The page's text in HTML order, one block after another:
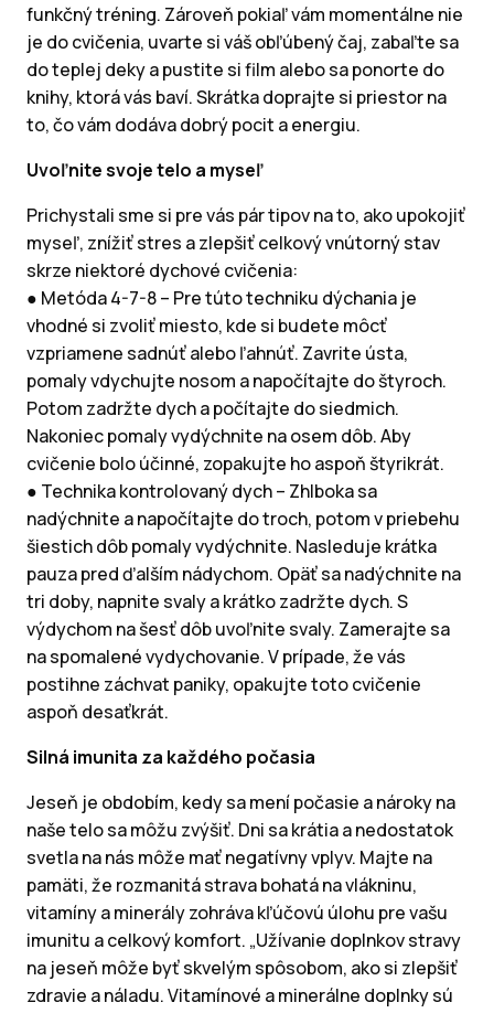
funkčný tréning. Zároveň pokiaľ vám momentálne nie
je do cvičenia, uvarte si váš obľúbený čaj, zabaľte sa
do teplej deky a pustite si film alebo sa ponorte do
knihy, ktorá vás baví. Skrátka doprajte si priestor na
to, čo vám dodáva dobrý pocit a energiu.
Uvoľnite svoje telo a myseľ
Prichystali sme si pre vás pár tipov na to, ako upokojiť
myseľ, znížiť stres a zlepšiť celkový vnútorný stav
skrze niektoré dychové cvičenia:
● Metóda 4-7-8 – Pre túto techniku ​​dýchania je
vhodné si zvoliť miesto, kde si budete môcť
vzpriamene sadnúť alebo ľahnúť. Zavrite ústa,
pomaly vdychujte nosom a napočítajte do štyroch.
Potom zadržte dych a počítajte do siedmich.
Nakoniec pomaly vydýchnite na osem dôb. Aby
cvičenie bolo účinné, zopakujte ho aspoň štyrikrát.
● Technika kontrolovaný dych – Zhlboka sa
nadýchnite a napočítajte do troch, potom v priebehu
šiestich dôb pomaly vydýchnite. Nasleduje krátka
pauza pred ďalším nádychom. Opäť sa nadýchnite na
tri doby, napnite svaly a krátko zadržte dych. S
výdychom na šesť dôb uvoľnite svaly. Zamerajte sa
na spomalené vydychovanie. V prípade, že vás
postihne záchvat paniky, opakujte toto cvičenie
aspoň desaťkrát.
Silná imunita za každého počasia
Jeseň je obdobím, kedy sa mení počasie a nároky na
naše telo sa môžu zvýšiť. Dni sa krátia a nedostatok
svetla na nás môže mať negatívny vplyv. Majte na
pamäti, že rozmanitá strava bohatá na vlákninu,
vitamíny a minerály zohráva kľúčovú úlohu pre vašu
imunitu a celkový komfort. „Užívanie doplnkov stravy
na jeseň môže byť skvelým spôsobom, ako si zlepšiť
zdravie a náladu. Vitamínové a minerálne doplnky sú